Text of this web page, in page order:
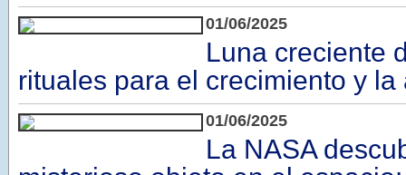
01/06/2025
Luna creciente
rituales para el crecimiento y
01/06/2025
La NASA